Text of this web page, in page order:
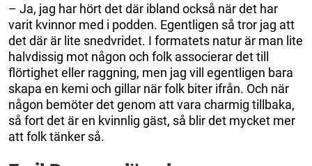
– Ja, jag har hört det där ibland också när det har
varit kvinnor med i podden. Egentligen så tror jag att
det där är lite snedvridet. I formatets natur är man lite
halvdissig mot någon och folk associerar det till
flörtighet eller raggning, men jag vill egentligen bara
skapa en kemi och gillar när folk biter ifrån. Och när
någon bemöter det genom att vara charmig tillbaka,
så fort det är en kvinnlig gäst, så blir det mycket mer
att folk tänker så.